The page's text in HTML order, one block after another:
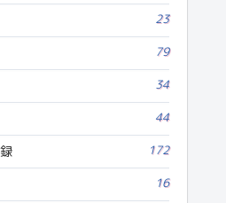
23
79
34
44
172
16